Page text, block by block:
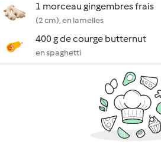
1 morceau gingembres frais
(2 cm), en lamelles
400 g de courge butternut
en spaghetti